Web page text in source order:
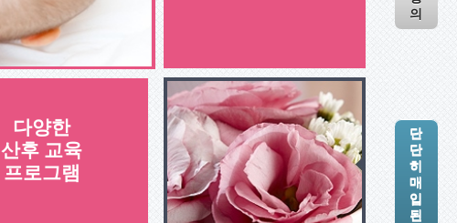
다양한
산후 교육
프로그램
의
단
단
히
매
입
된